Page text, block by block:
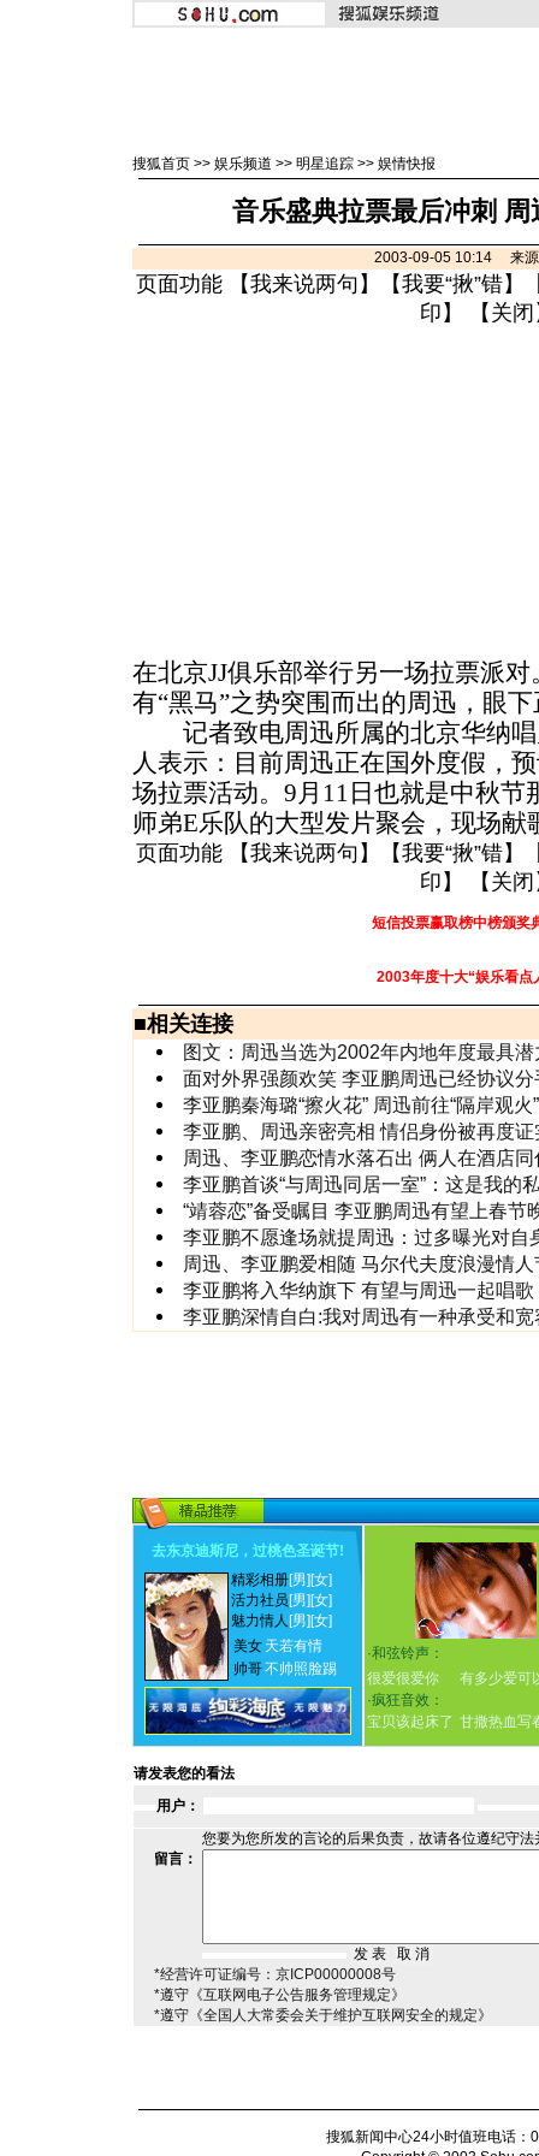
搜狐首页 >> 娱乐频道 >> 明星追踪 >> 娱情快报
音乐盛典拉票最后冲刺
2003-09-05 10:14 来源
页面功能 【我来说两句 】【我要“揪”错】
印 】 【 关闭
在北京JJ俱乐部举行另一场拉票派
有“黑马”之势突围而出的周迅，眼
记者致电周迅所属的北京华纳唱
人表示：目前周迅正在国外度假，
场拉票活动。9月11日也就是中秋节
师弟E乐队的大型发片聚会，现场献
页面功能 【我来说两句 】【我要“揪”错】
印 】 【 关闭
短信投票赢取榜中榜颁奖
2003年度十大“娱乐看点
■相关连接
图文：周迅当选为2002年内地年度最具
面对外界强颜欢笑 李亚鹏周迅已经协议分
李亚鹏秦海璐“擦火花” 周迅前往“隔岸观火”
李亚鹏、周迅亲密亮相 情侣身份被再度证
周迅、李亚鹏恋情水落石出 俩人在酒店
李亚鹏首谈“与周迅同居一室”：这是我的
“靖蓉恋”备受瞩目 李亚鹏周迅有望上春节
李亚鹏不愿逢场就提周迅：过多曝光对自
周迅、李亚鹏爱相随 马尔代夫度浪漫情人
李亚鹏将入华纳旗下 有望与周迅一起唱歌
李亚鹏深情自白:我对周迅有一种承受和宽
去东京迪斯尼，过桃色圣诞节!
精彩相册[男] [女]
活力社员 [男] [女]
魅力情人 [男] [女]
美女 天若有情
帅哥不帅照脸踢
·和弦铃声：
很爱很爱你
有多少爱可
·疯狂音效：
宝贝该起床了 甘撒热血写
请发表您的看法
用户：
您要为您所发的言论的后果负责，故请各位遵纪守
留言：
*经营许可证编号：京ICP00000008号
*遵守《互联网电子公告服务管理规定》
*遵守《全国人大常委会关于维护互联网安全的规定》
搜狐新闻中心24小时值班电话